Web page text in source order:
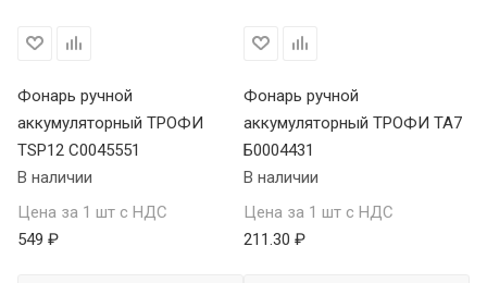
Фонарь ручной
аккумуляторный ТРОФИ
TSP12 C0045551
В наличии
Цена за 1 шт с НДС
549 ₽
Фонарь ручной
аккумуляторный ТРОФИ TA7
Б0004431
В наличии
Цена за 1 шт с НДС
211.30 ₽